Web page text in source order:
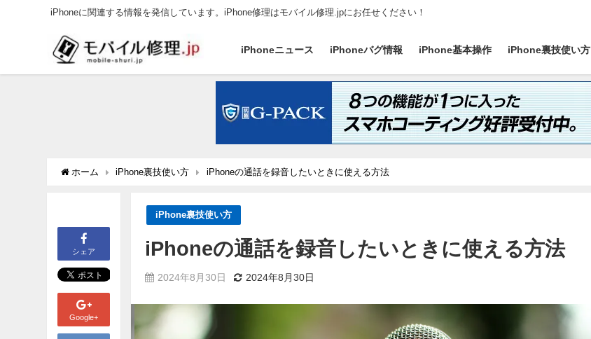
iPhoneに関連する情報を発信しています。iPhone修理はモバイル修理.jpにお任せください！
iPhoneニュース iPhoneバグ情報 iPhone基本操作 iPhone裏技使い方
ホーム iPhone裏技使い方 iPhoneの通話を録音したいときに使える方法
シェア
Google+
iPhone裏技使い方
iPhoneの通話を録音したいときに使える方法
2024年8月30日 2024年8月30日